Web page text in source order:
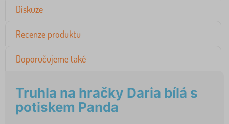
Diskuze
Recenze produktu
Doporučujeme také
Truhla na hračky Daria bílá s
potiskem Panda